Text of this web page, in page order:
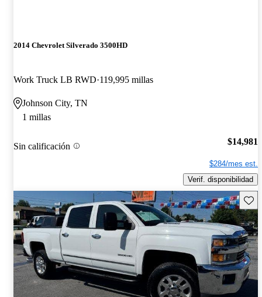
2014 Chevrolet Silverado 3500HD
Work Truck LB RWD 119,995 millas
Johnson City, TN
1 millas
Sin calificación $14,981
$284/mes est.
Verif. disponibilidad